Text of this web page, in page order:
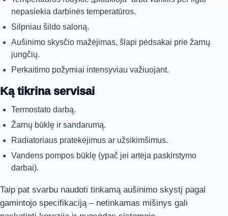
nepasiekia darbinės temperatūros.
Silpniau šildo saloną.
Aušinimo skysčio mažėjimas, šlapi pėdsakai prie žarnų
jungčių.
Perkaitimo požymiai intensyviau važiuojant.
Ką tikrina servisai
Termostato darbą.
Žarnų būklę ir sandarumą.
Radiatoriaus pratekėjimus ar užsikimšimus.
Vandens pompos būklę (ypač jei artėja paskirstymo
darbai).
Taip pat svarbu naudoti tinkamą aušinimo skystį pagal
gamintojo specifikaciją – netinkamas mišinys gali